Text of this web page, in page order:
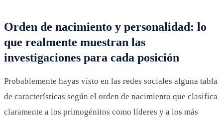
Orden de nacimiento y personalidad: lo
que realmente muestran las
investigaciones para cada posición
Probablemente hayas visto en las redes sociales alguna tabla
de características según el orden de nacimiento que clasifica
claramente a los primogénitos como líderes y a los más